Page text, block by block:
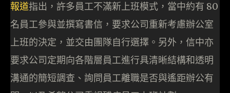
報道指出，許多員工不滿新上班模式，當中約有 80
名員工參與並撰寫書信，要求公司重新考慮辦公室
上班的決定，並交由團隊自行選擇。另外，信中亦
要求公司定期向各階層員工進行具清晰結構和透明
溝通的簡短調查、詢問員工離職是否與遙距辦公有